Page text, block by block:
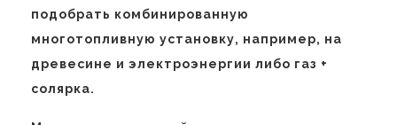
подобрать комбинированную
многотопливную установку, например, на
древесине и электроэнергии либо газ +
солярка.